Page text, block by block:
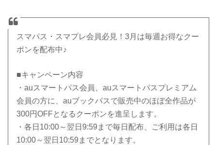
スマパス・スマプレ会員必見！3月は毎週お得なクー
ポンを配布中♪
■キャンペーン内容
・auスマートパス会員、auスマートパスプレミアム
会員の方に、auブックパスで販売中のほぼ全作品が
300円OFFとなるクーポンを進呈します。
・各日10:00～翌日9:59まで毎日配布、ご利用は各日
10:00～翌日10:59までとなります。